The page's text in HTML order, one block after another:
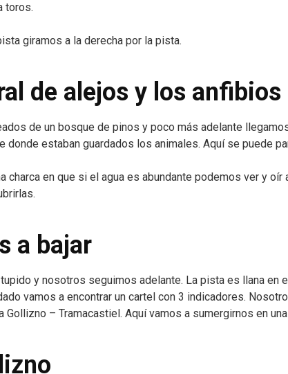
toros.
giramos a la derecha por la pista.
de alejos y los anfibios
de un bosque de pinos y poco más adelante
donde estaban guardados los animales. Aquí se puede
charca en que si el agua es abundante podemos ver y
a bajar
y nosotros seguimos adelante. La pista es llana en
vamos a encontrar un cartel con 3 indicadores.
Gollizno – Tramacastiel. Aquí vamos a sumergirnos en